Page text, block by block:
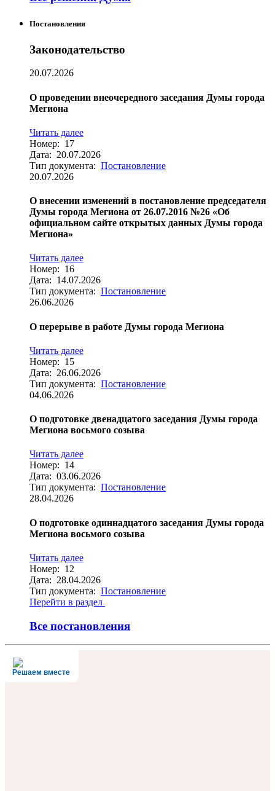
Постановления
Законодательство
20.07.2026
О проведении внеочередного заседания Думы города
Мегиона
Читать далее
Номер: 17
Дата: 20.07.2026
Тип документа: Постановление
20.07.2026
О внесении изменений в постановление председателя
Думы города Мегиона от 26.07.2016 №26 «Об
официальном сайте открытых данных Думы города
Мегиона»
Читать далее
Номер: 16
Дата: 14.07.2026
Тип документа: Постановление
26.06.2026
О перерыве в работе Думы города Мегиона
Читать далее
Номер: 15
Дата: 26.06.2026
Тип документа: Постановление
04.06.2026
О подготовке двенадцатого заседания Думы города
Мегиона восьмого созыва
Читать далее
Номер: 14
Дата: 03.06.2026
Тип документа: Постановление
28.04.2026
О подготовке одиннадцатого заседания Думы города
Мегиона восьмого созыва
Читать далее
Номер: 12
Дата: 28.04.2026
Тип документа: Постановление
Перейти в раздел
Все постановления
Решаем вместе